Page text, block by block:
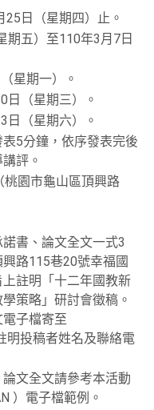
日（星期四）止。
期五）至110年3月7日
星期一）。
日（星期三）。
日（星期六）。
5分鐘，依序發表完後
評。
園市龜山區頂興路
書、論文全文一式3
路115巷20號幸福國
註明「十二年國教新
策略」研討會徵稿。
子檔寄至
明投稿者姓名及聯絡電
文全文請參考本活動
）電子檔範例。